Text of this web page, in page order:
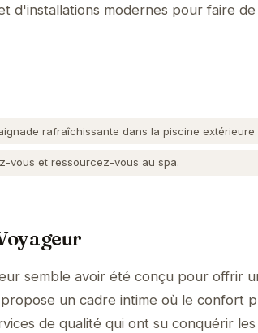
d'installations modernes pour faire
rafraîchissante dans la piscine extérieure
vous et ressourcez-vous au spa.
semble avoir été conçu pour offrir
un cadre intime où le confort
de qualité qui ont su conquérir